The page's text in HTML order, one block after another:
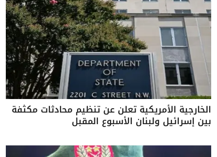
الخارجية الأمريكية تعلن عن تنظيم محادثات مكثفة
بين إسرائيل ولبنان الأسبوع المقبل